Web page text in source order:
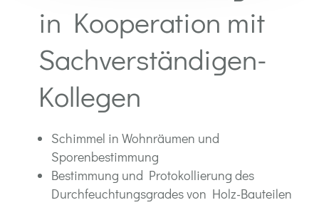
in Kooperation mit
Sachverständigen-
Kollegen
Schimmel in Wohnräumen und
Sporenbestimmung
Bestimmung und Protokollierung des
Durchfeuchtungsgrades von Holz-Bauteilen